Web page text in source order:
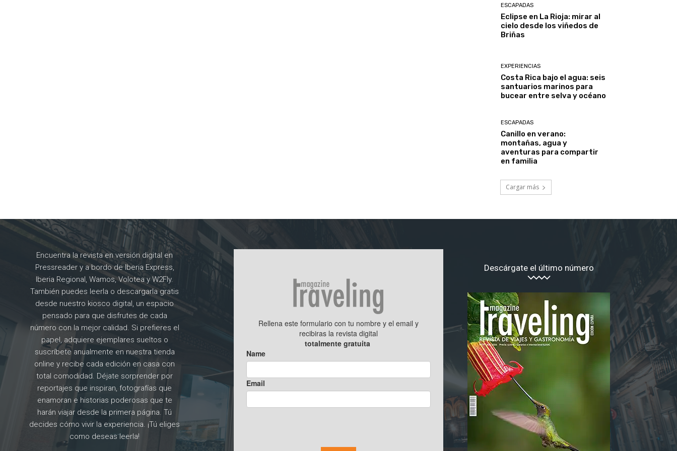
ESCAPADAS
Eclipse en La Rioja: mirar al
cielo desde los viñedos de
Briñas
EXPERIENCIAS
Costa Rica bajo el agua: seis
santuarios marinos para
bucear entre selva y océano
ESCAPADAS
Canillo en verano:
montañas, agua y
aventuras para compartir
en familia
Cargar más
Encuentra la revista en versión digital en
Pressreader y a bordo de Iberia Express,
Iberia Regional, Wamos, Volotea y W2Fly.
También puedes leerla o descargarla gratis
desde nuestro kiosco digital, un espacio
pensado para que disfrutes de cada
número con la mejor calidad. Si prefieres el
papel, adquiere ejemplares sueltos o
suscríbete anualmente en nuestra tienda
online y recibe cada edición en casa con
total comodidad. Déjate sorprender por
reportajes que inspiran, fotografías que
enamoran e historias poderosas que te
harán viajar desde la primera página. Tú
decides cómo vivir la experiencia. ¡Tú eliges
como deseas leerla!
Descárgate el último número